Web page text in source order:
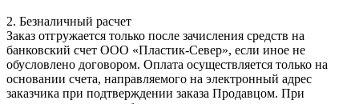
2. Безналичный расчет
Заказ отгружается только после зачисления средств на
банковский счет ООО «Пластик-Север», если иное не
обусловлено договором. Оплата осуществляется только на
основании счета, направляемого на электронный адрес
заказчика при подтверждении заказа Продавцом. При